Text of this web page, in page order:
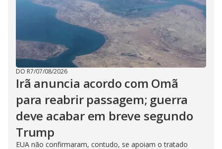
DO R7/07/08/2026
Irã anuncia acordo com Omã
para reabrir passagem; guerra
deve acabar em breve segundo
Trump
EUA não confirmaram, contudo, se apoiam o tratado